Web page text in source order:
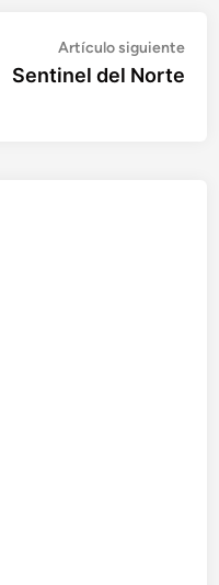
Artículo siguiente
Sentinel del Norte